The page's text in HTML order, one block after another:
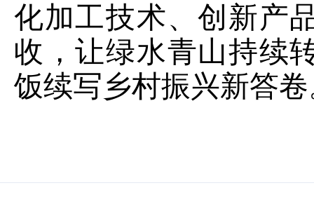
化加工技术、创新产
收，让绿水青山持续
饭续写乡村振兴新答